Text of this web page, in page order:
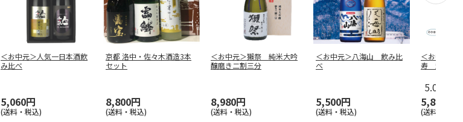
＜お中元＞人気一日本酒飲
み比べ
5,060円
(送料・税込)
京都 洛中・佐々木酒造3本
セット
8,800円
(送料・税込)
＜お中元＞獺祭 純米大吟
醸磨き二割三分
8,980円
(送料・税込)
＜お中元＞八海山 飲み比
べ
5,500円
(送料・税込)
＜お中元＞
寿 超特撰
5.0
5,850円
(送料・税込)